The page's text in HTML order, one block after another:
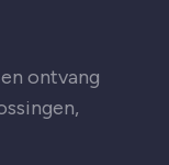
ontvang